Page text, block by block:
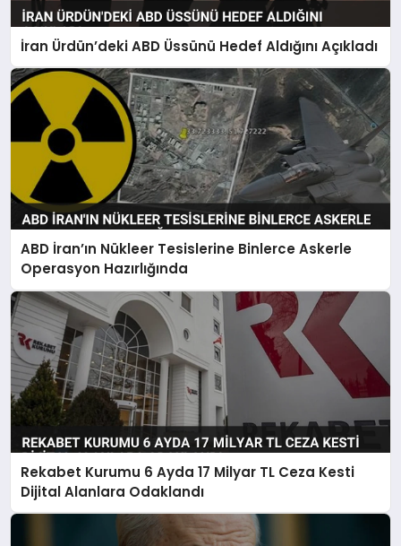
İran Ürdün’deki ABD Üssünü Hedef Aldığını Açıkladı
ABD İran’ın Nükleer Tesislerine Binlerce Askerle
Operasyon Hazırlığında
Rekabet Kurumu 6 Ayda 17 Milyar TL Ceza Kesti
Dijital Alanlara Odaklandı